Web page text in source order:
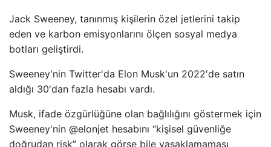
Jack Sweeney, tanınmış kişilerin özel jetlerini takip
eden ve karbon emisyonlarını ölçen sosyal medya
botları geliştirdi.
Sweeney'nin Twitter'da Elon Musk'un 2022'de satın
aldığı 30'dan fazla hesabı vardı.
Musk, ifade özgürlüğüne olan bağlılığını göstermek için
Sweeney'nin @elonjet hesabını “kişisel güvenliğe
doğrudan risk” olarak görse bile yasaklamaması